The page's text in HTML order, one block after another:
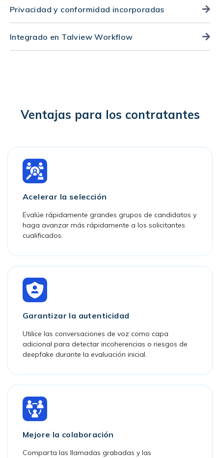
para la programación y los recordatorios, integrados en la
misma plataforma.
Privacidad y conformidad incorporadas
Los datos personales de los contratantes permanecen
protegidos durante todo el proceso de contratación.
Integrado en Talview Workflow
Incorpore fácilmente la selección telefónica a los flujos de
Ventajas para los contratantes
Acelerar la selección
Evalúe rápidamente grandes grupos de candidatos y
haga avanzar más rápidamente a los solicitantes
cualificados.
Garantizar la autenticidad
Utilice las conversaciones de voz como capa
adicional para detectar incoherencias o riesgos de
deepfake durante la evaluación inicial.
Mejore la colaboración
Comparta las llamadas grabadas y las